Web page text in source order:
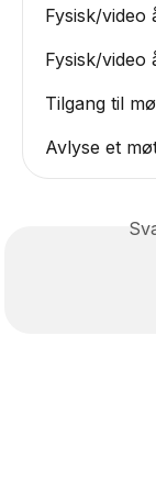
Fysisk/video
Fysisk/video
Tilgang til
Avlyse et